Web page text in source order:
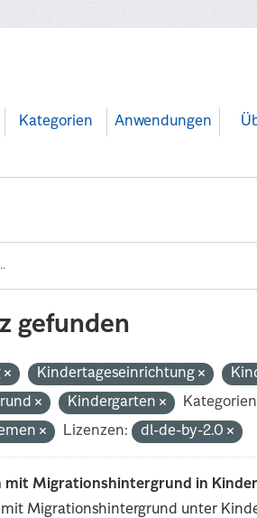
Kategorien Anwendungen
gefunden
Kindertageseinrichtung
Kindergarten
Lizenzen: dl-de-by-2.0
mit Migrationshintergrund in
Migrationshintergrund unter